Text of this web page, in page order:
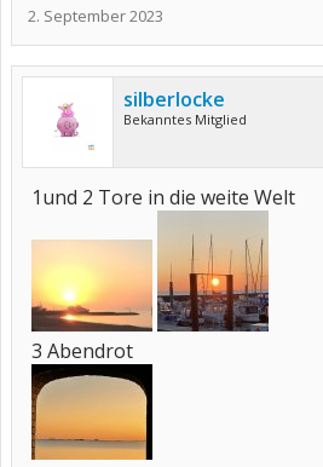
2. September 2023
silberlocke
Bekanntes Mitglied
1und 2 Tore in die weite Welt
3 Abendrot